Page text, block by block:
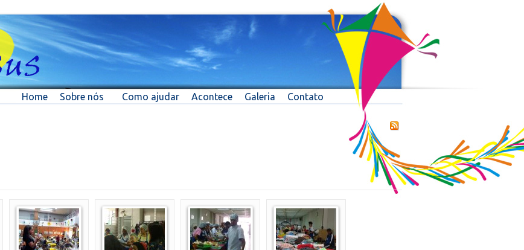
Home Sobre nós Como ajudar Acontece Galeria Contato